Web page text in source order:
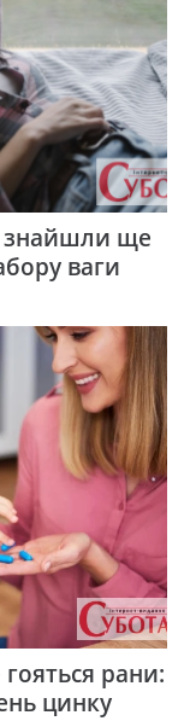
знайшли ще
ваги
рани:
цинку